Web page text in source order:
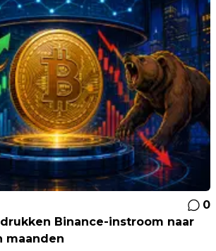
0
Binance-instroom naar
maanden